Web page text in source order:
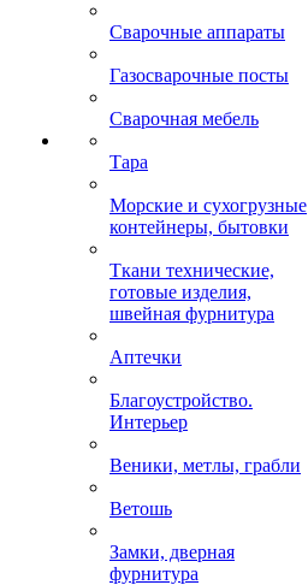
Сварочные аппараты
Газосварочные посты
Сварочная мебель
Тара
Морские и сухогрузные
контейнеры, бытовки
Ткани технические,
готовые изделия,
швейная фурнитура
Аптечки
Благоустройство.
Интерьер
Веники, метлы, грабли
Ветошь
Замки, дверная
фурнитура